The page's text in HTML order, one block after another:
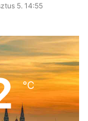
5. 14:55
℃